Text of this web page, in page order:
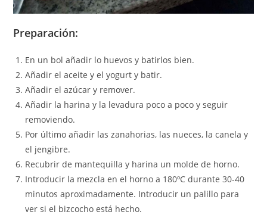
Preparación:
En un bol añadir lo huevos y batirlos bien.
Añadir el aceite y el yogurt y batir.
Añadir el azúcar y remover.
Añadir la harina y la levadura poco a poco y seguir
removiendo.
Por último añadir las zanahorias, las nueces, la canela y
el jengibre.
Recubrir de mantequilla y harina un molde de horno.
Introducir la mezcla en el horno a 180ºC durante 30-40
minutos aproximadamente. Introducir un palillo para
ver si el bizcocho está hecho.